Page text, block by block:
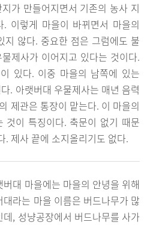
가 만들어지면서 기존의 농사 지
. 이렇게 마을이 바뀌면서 마을의
지 않다. 중요한 점은 그럼에도 불
제사가 이어지고 있다는 것이다.
있다. 이중 마을의 남쪽에 있는
. 아랫버대 우물제사는 매년 음력
제관은 통장이 맡는다. 이 마을의
것이 특징이다. 축문이 없기 때문
. 제사 끝에 소지올리기도 없다.
대 마을에는 마을의 안녕을 위해
라는 마을 이름은 버드나무가 많
, 성냥공장에서 버드나무를 사가